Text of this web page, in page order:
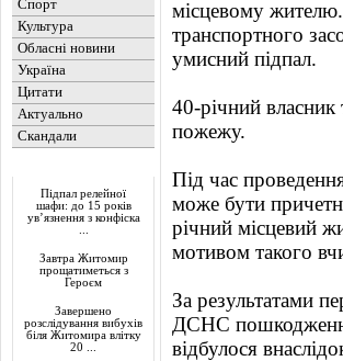
Спорт
Культура
Обласні новини
Україна
Цитати
Актуально
Скандали
Підпал релейної
шафи: до 15 років
ув’язнення з конфіска
Завтра Житомир
прощатиметься з
Героєм
Завершено
розслідування вибухів
біля Житомира влітку
20 ...
місцевому
транспортного
умисний підпал.
40-річний власник
пожежу.
Під час
може бути
річний місцевий
мотивом такого
За результатами
ДСНС пошкодження
відбулося